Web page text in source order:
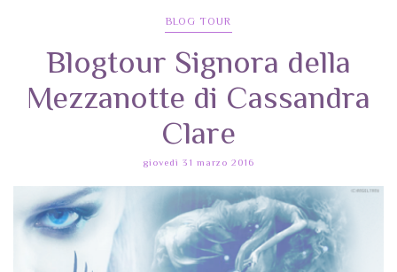
BLOG TOUR
Blogtour Signora della
Mezzanotte di Cassandra
Clare
giovedì 31 marzo 2016